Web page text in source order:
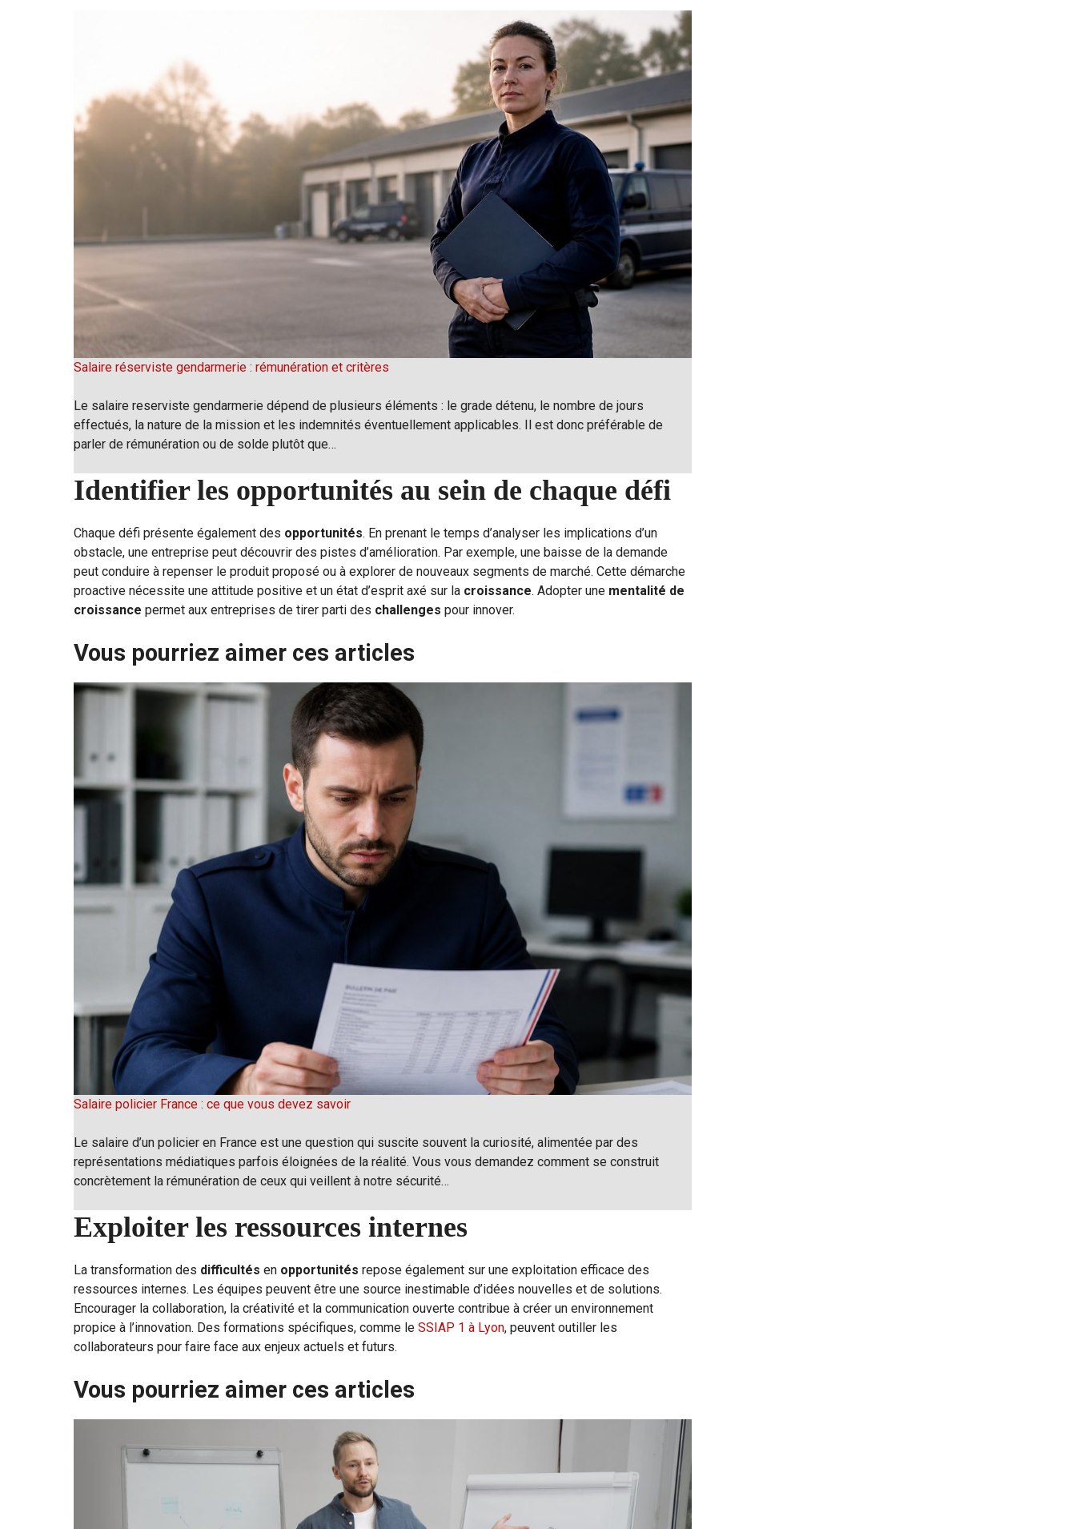
Salaire réserviste gendarmerie : rémunération et critères
Le salaire reserviste gendarmerie dépend de plusieurs éléments : le grade détenu, le nombre de jours
effectués, la nature de la mission et les indemnités éventuellement applicables. Il est donc préférable de
parler de rémunération ou de solde plutôt que…
Identifier les opportunités au sein de chaque défi
Chaque défi présente également des opportunités. En prenant le temps d’analyser les implications d’un
obstacle, une entreprise peut découvrir des pistes d’amélioration. Par exemple, une baisse de la demande
peut conduire à repenser le produit proposé ou à explorer de nouveaux segments de marché. Cette démarche
proactive nécessite une attitude positive et un état d’esprit axé sur la croissance. Adopter une mentalité de
croissance permet aux entreprises de tirer parti des challenges pour innover.
Vous pourriez aimer ces articles
Salaire policier France : ce que vous devez savoir
Le salaire d’un policier en France est une question qui suscite souvent la curiosité, alimentée par des
représentations médiatiques parfois éloignées de la réalité. Vous vous demandez comment se construit
concrètement la rémunération de ceux qui veillent à notre sécurité…
Exploiter les ressources internes
La transformation des difficultés en opportunités repose également sur une exploitation efficace des
ressources internes. Les équipes peuvent être une source inestimable d’idées nouvelles et de solutions.
Encourager la collaboration, la créativité et la communication ouverte contribue à créer un environnement
propice à l’innovation. Des formations spécifiques, comme le SSIAP 1 à Lyon, peuvent outiller les
collaborateurs pour faire face aux enjeux actuels et futurs.
Vous pourriez aimer ces articles